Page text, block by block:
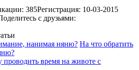
385Регистрация: 10-03-2015
с друзьями:
На что обратить